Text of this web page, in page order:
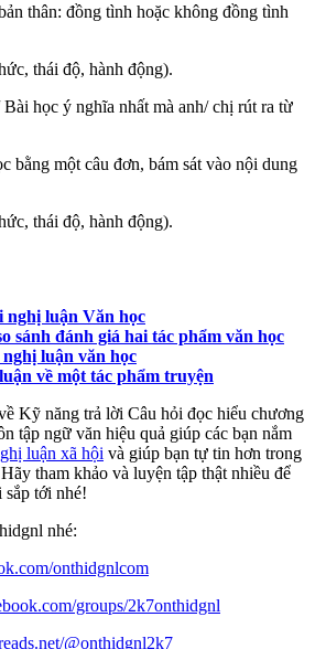
thân: đồng tình hoặc không đồng tình
thái độ, hành động).
học ý nghĩa nhất mà anh/ chị rút ra từ
bằng một câu đơn, bám sát vào nội dung
thái độ, hành động).
nghị luận Văn học
sánh đánh giá hai tác phẩm văn học
luận văn học
về một tác phẩm truyện
Kỹ năng trả lời Câu hỏi đọc hiểu chương
tập ngữ văn hiệu quả giúp các bạn nắm
luận xã hội và giúp bạn tự tin hơn trong
tham khảo và luyện tập thật nhiều để
sắp tới nhé!
nhé:
onthidgnlcom
groups/2k7onthidgnl
@onthidgnl2k7